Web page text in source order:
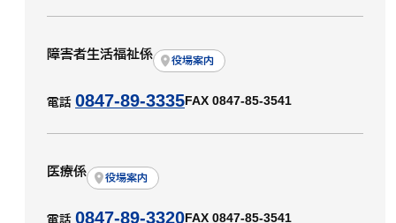
障害者生活福祉係 役場案内
電話 0847-89-3335 FAX 0847-85-3541
医療係 役場案内
電話 0847-89-3320 FAX 0847-85-3541